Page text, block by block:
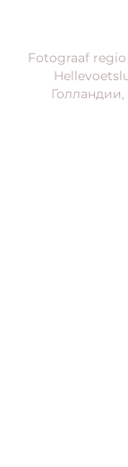
Fotograaf